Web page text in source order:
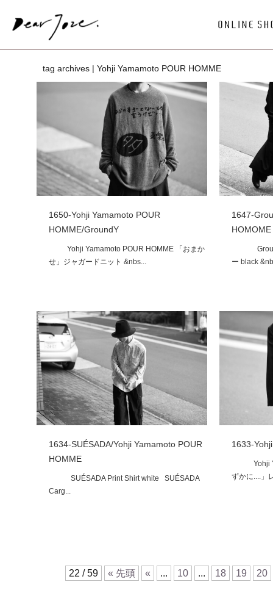
tag archives | Yohji Yamamoto POUR HOMME
1650-Yohji Yamamoto POUR
HOMME/GroundY
Yohji Yamamoto POUR HOMME 「おまか
せ」ジャガードニット &nbs...
1647-
HOMOME
Ground
ー black
1634-SUÉSADA/Yohji Yamamoto POUR
HOMME
SUÉSADA Print Shirt white SUÉSADA
Carg...
1633-
Yohji
ずかに....」
22 / 59 « 先頭 « ... 10 ... 18 19 20